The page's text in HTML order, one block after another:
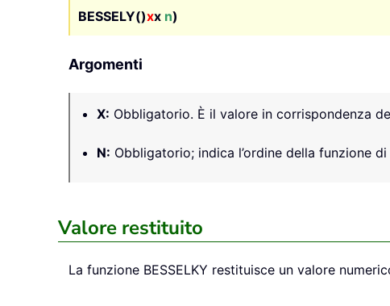
BESSELY()xx n)
Argomenti
X: Obbligatorio. È il valore in corrispondenza
N: Obbligatorio; indica l’ordine della funzione
Valore restituito
La funzione BESSELKY restituisce un valore